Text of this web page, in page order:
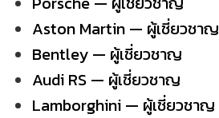
Aston Martin — ผู้เชี่ยวชาญ
Bentley — ผู้เชี่ยวชาญ
Audi RS — ผู้เชี่ยวชาญ
Lamborghini — ผู้เชี่ยวชาญ